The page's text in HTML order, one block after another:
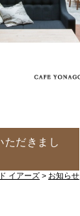
ただきまし
イアーズ > お知らせ